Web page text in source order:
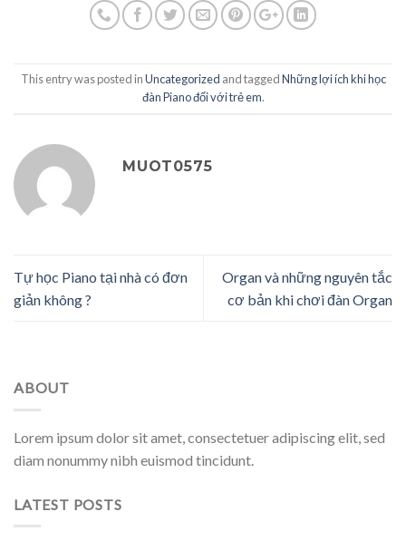
This entry was posted inUncategorized and taggedNhững lợi ích khi học
đàn Piano đối với trẻ em.
MUOT0575
Tự học Piano tại nhà có đơn
giản không ?
Organ và những nguyên tắc
cơ bản khi chơi đàn Organ
ABOUT
Lorem ipsum dolor sit amet, consectetuer adipiscing elit, sed
diam nonummy nibh euismod tincidunt.
LATEST POSTS